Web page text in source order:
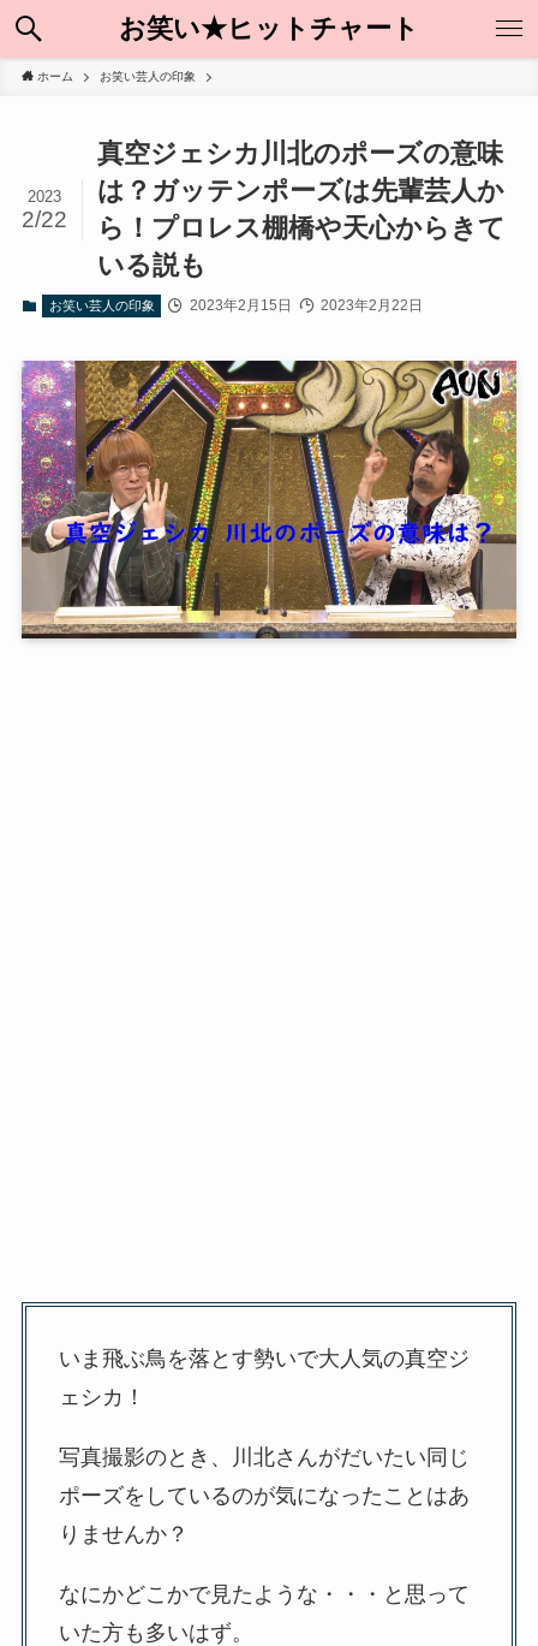
お笑い★ヒットチャート
ホーム お笑い芸人の印象
真空ジェシカ川北のポーズの意味
は？ガッテンポーズは先輩芸人か
ら！プロレス棚橋や天心からきて
いる説も
2023
2/22
お笑い芸人の印象 2023年2月15日 2023年2月22日
いま飛ぶ鳥を落とす勢いで大人気の真空ジ
ェシカ！
写真撮影のとき、川北さんがだいたい同じ
ポーズをしているのが気になったことはあ
りませんか？
なにかどこかで見たような・・・と思って
いた方も多いはず。